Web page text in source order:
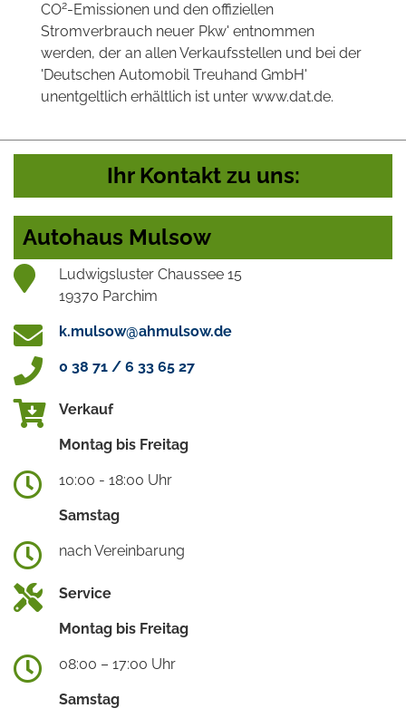
CO2-Emissionen und den offiziellen
Stromverbrauch neuer Pkw' entnommen
werden, der an allen Verkaufsstellen und bei der
'Deutschen Automobil Treuhand GmbH'
unentgeltlich erhältlich ist unter www.dat.de.
Ihr Kontakt zu uns:
Autohaus Mulsow
Ludwigsluster Chaussee 15
19370 Parchim
k.mulsow@ahmulsow.de
0 38 71 / 6 33 65 27
Verkauf
Montag bis Freitag
10:00 - 18:00 Uhr
Samstag
nach Vereinbarung
Service
Montag bis Freitag
08:00 – 17:00 Uhr
Samstag